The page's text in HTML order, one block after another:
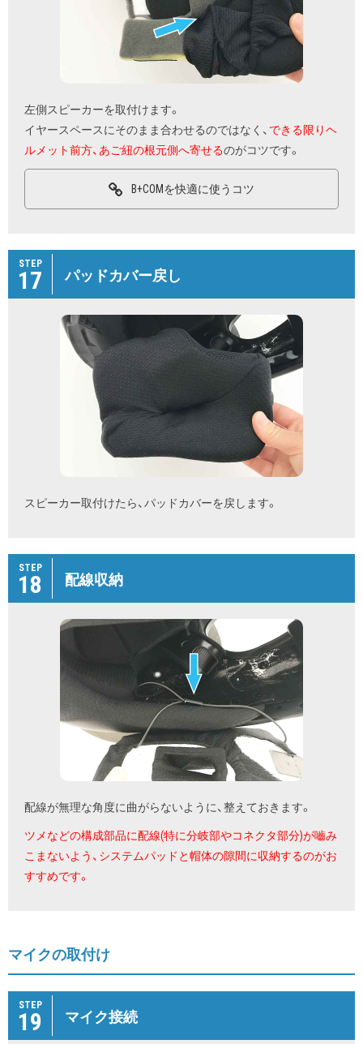
左側スピーカーを取付けます。
イヤースペースにそのまま合わせるのではなく、 できる限りヘ
ルメット前方、あご紐の根元側へ寄せるのがコツです。
B+COMを快適に使うコツ
STEP
17 パッドカバー戻し
スピーカー取付けたら、パッドカバーを戻します。
STEP
18 配線収納
配線が無理な角度に曲がらないように、整えておきます。
ツメなどの構成部品に配線(特に分岐部やコネクタ部分)が嚙み
こまないよう、システムパッドと帽体の隙間に収納するのがお
すすめです。
マイクの取付け
STEP
19 マイク接続